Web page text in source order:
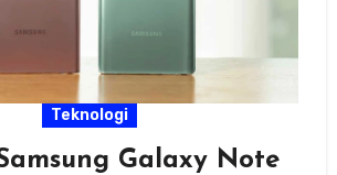
Teknologi
Galaxy Note